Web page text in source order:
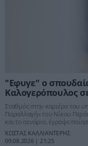
"Εφυγε" ο
Καλογερόπουλος
Σταθμός στην καριέρα του
Παραλλαγή» του Νίκου
και το σενάριο, έγραψε
ΚΩΣΤΑΣ ΚΑΛΛΙΑΝΤΕΡΗΣ
09.08.2026 | 21:25